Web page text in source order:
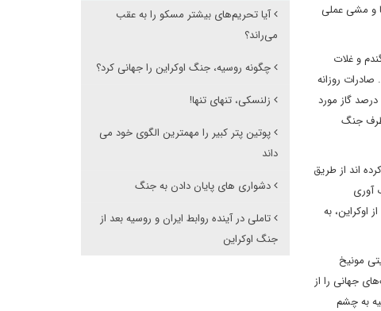
و مشی عملی
اوکراین اندکی قابل تأمل است؛ روسیه و اوکراین تأمین کننده حدود ۳۰ درصد گندم و غلات
روزانه
نفت روسیه حدود ۵ میلیون بشکه اعلام شده که تا پیش از جنگ اوکراین، نیمی از آن روانه کشورهای اروپایی می شد. از سوی دیگر روسیه حدود ۴۰ درصد گاز مورد
طرف جنگ
اند از طریق
آوری
اوکراین، به
مونیخ
جهانی را از
به چشم
آیا تحریم‌های بیشتر مسکو را به عقب
می‌راند؟
چگونه روسیه، جنگ اوکراین را جهانی کرد؟
زلنسکی، تنهای تنها!
پوتین پتر کبیر را مهمترین الگوی خود می
داند
دشواری های پایان دادن به جنگ
تاملی در آینده روابط ایران و روسیه بعد از
جنگ اوکراین